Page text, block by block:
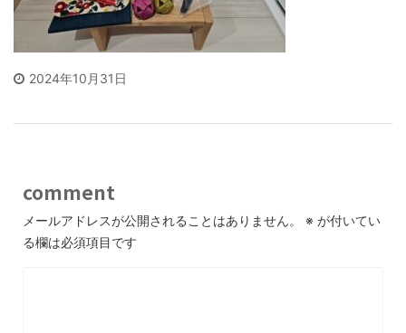
2024年10月31日
comment
メールアドレスが公開されることはありません。 ※ が付いてい
る欄は必須項目です